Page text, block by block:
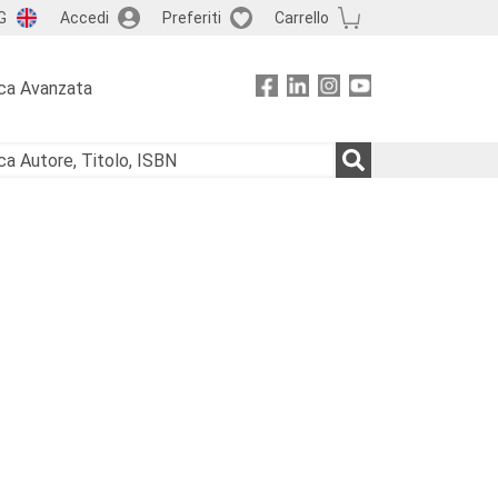
Accedi Preferiti Carrello
Avanzata